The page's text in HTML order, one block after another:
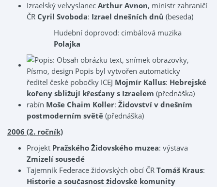
Izraelský velvyslanec Arthur Avnon, ministr zahraničí
ČR Cyril Svoboda: Izrael dnešních dnů (beseda)
Hudební doprovod: cimbálová muzika
Polajka
ředitel české pobočky ICEJ Mojmír Kallus: Hebrejské
kořeny sbližují křesťany s Izraelem (přednáška)
rabín Moše Chaim Koller: Židovství v dnešním
postmoderním světě (přednáška)
2006 (2. ročník)
Projekt Pražského Židovského muzea: výstava
Zmizelí sousedé
Tajemník Federace židovských obcí ČR Tomáš Kraus:
Historie a současnost židovské komunity